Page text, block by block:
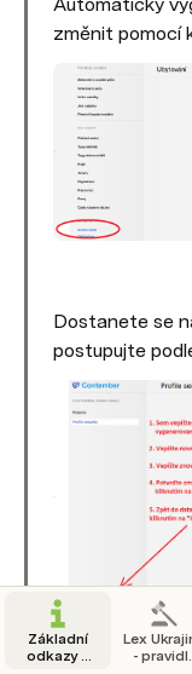
změnit pomocí
Dostanete se
postupujte
Základní
odkazy a
Lex
-